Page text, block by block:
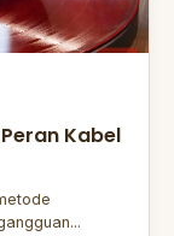
Kabel